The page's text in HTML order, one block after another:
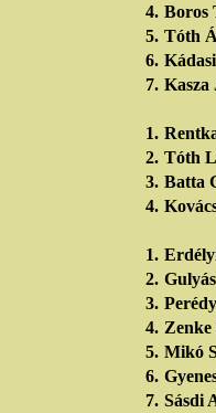
4. Boros
5. Tóth
6.
7. Kasza
1.
2. Tóth
3. Batta
4.
1.
2.
3.
4. Zenke
5. Mikó
6.
7. Sásdi